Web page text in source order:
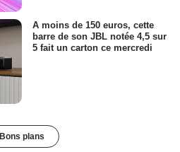
A moins de 150 euros, cette
barre de son JBL notée 4,5 sur
5 fait un carton ce mercredi
Bons plans